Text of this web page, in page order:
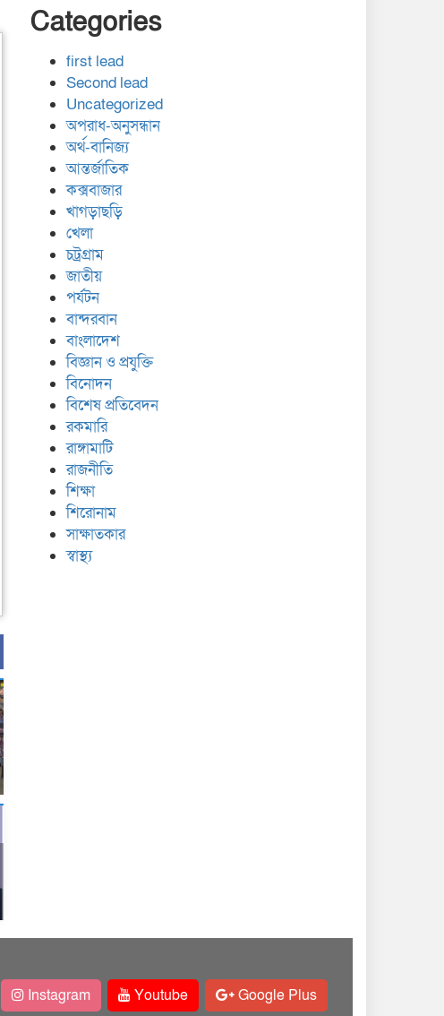
Categories
first lead
Second lead
Uncategorized
অপরাধ-অনুসন্ধান
অর্থ-বানিজ্য
আন্তর্জাতিক
কক্সবাজার
খাগড়াছড়ি
খেলা
চট্রগ্রাম
জাতীয়
পর্যটন
বান্দরবান
বাংলাদেশ
বিজ্ঞান ও প্রযুক্তি
বিনোদন
বিশেষ প্রতিবেদন
রকমারি
রাঙ্গামাটি
রাজনীতি
শিক্ষা
শিরোনাম
সাক্ষাতকার
স্বাস্থ্য
Instagram Youtube Google Plus